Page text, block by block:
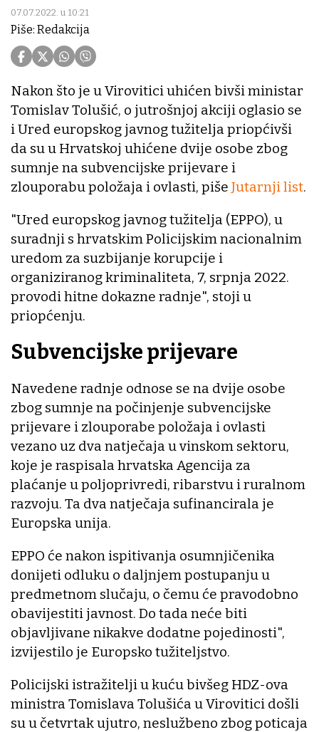
07.07.2022. u 10:21
Piše: Redakcija
Nakon što je u Virovitici uhićen bivši ministar
Tomislav Tolušić, o jutrošnjoj akciji oglasio se
i Ured europskog javnog tužitelja priopćivši
da su u Hrvatskoj uhićene dvije osobe zbog
sumnje na subvencijske prijevare i
zlouporabu položaja i ovlasti, piše Jutarnji list.
"Ured europskog javnog tužitelja (EPPO), u
suradnji s hrvatskim Policijskim nacionalnim
uredom za suzbijanje korupcije i
organiziranog kriminaliteta, 7, srpnja 2022.
provodi hitne dokazne radnje", stoji u
priopćenju.
Subvencijske prijevare
Navedene radnje odnose se na dvije osobe
zbog sumnje na počinjenje subvencijske
prijevare i zlouporabe položaja i ovlasti
vezano uz dva natječaja u vinskom sektoru,
koje je raspisala hrvatska Agencija za
plaćanje u poljoprivredi, ribarstvu i ruralnom
razvoju. Ta dva natječaja sufinancirala je
Europska unija.
EPPO će nakon ispitivanja osumnjičenika
donijeti odluku o daljnjem postupanju u
predmetnom slučaju, o čemu će pravodobno
obavijestiti javnost. Do tada neće biti
objavljivane nikakve dodatne pojedinosti",
izvijestilo je Europsko tužiteljstvo.
Policijski istražitelji u kuću bivšeg HDZ-ova
ministra Tomislava Tolušića u Virovitici došli
su u četvrtak ujutro, neslužbeno zbog poticaja